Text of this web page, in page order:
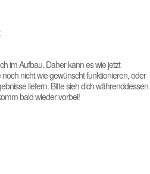
im Aufbau. Daher kann es wie jetzt
nicht wie gewünscht funktionieren, oder
liefern. Bitte sieh dich währenddessen
bald wieder vorbei!